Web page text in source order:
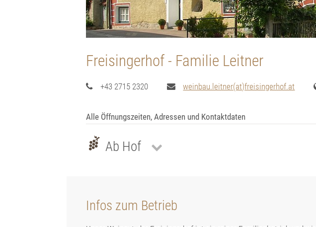
Freisingerhof - Familie Leitner
+43 2715 2320 weinbau.leitner(at)freisingerhof.at
Alle Öffnungszeiten, Adressen und Kontaktdaten
Ab Hof
Infos zum Betrieb